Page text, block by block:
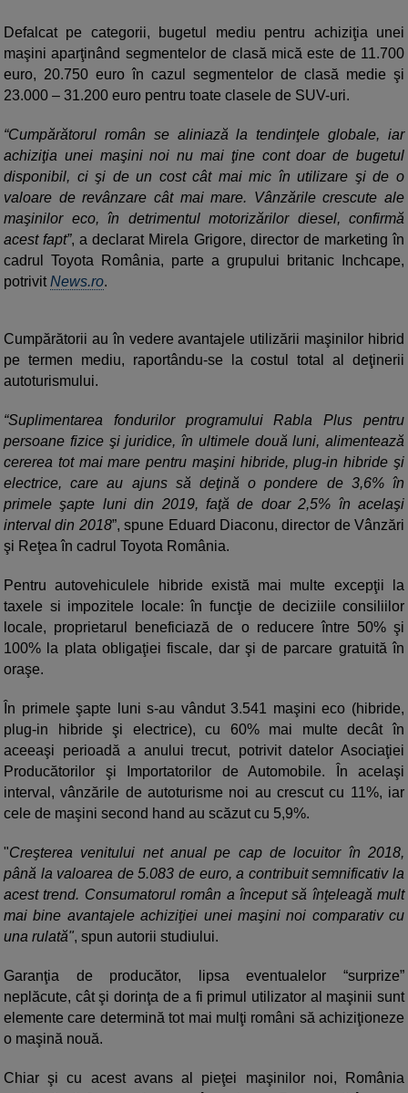
Defalcat pe categorii, bugetul mediu pentru achiziţia unei
maşini aparţinând segmentelor de clasă mică este de 11.700
euro, 20.750 euro în cazul segmentelor de clasă medie şi
23.000 – 31.200 euro pentru toate clasele de SUV-uri.
“Cumpărătorul român se aliniază la tendinţele globale, iar
achiziţia unei maşini noi nu mai ţine cont doar de bugetul
disponibil, ci şi de un cost cât mai mic în utilizare şi de o
valoare de revânzare cât mai mare. Vânzările crescute ale
maşinilor eco, în detrimentul motorizărilor diesel, confirmă
acest fapt”, a declarat Mirela Grigore, director de marketing în
cadrul Toyota România, parte a grupului britanic Inchcape,
potrivitNews.ro.
Cumpărătorii au în vedere avantajele utilizării maşinilor hibrid
pe termen mediu, raportându-se la costul total al deţinerii
autoturismului.
“Suplimentarea fondurilor programului Rabla Plus pentru
persoane fizice şi juridice, în ultimele două luni, alimentează
cererea tot mai mare pentru maşini hibride, plug-in hibride şi
electrice, care au ajuns să deţină o pondere de 3,6% în
primele şapte luni din 2019, faţă de doar 2,5% în acelaşi
interval din 2018”, spune Eduard Diaconu, director de Vânzări
şi Reţea în cadrul Toyota România.
Pentru autovehiculele hibride există mai multe excepţii la
taxele si impozitele locale: în funcţie de deciziile consiliilor
locale, proprietarul beneficiază de o reducere între 50% şi
100% la plata obligaţiei fiscale, dar şi de parcare gratuită în
oraşe.
În primele şapte luni s-au vândut 3.541 maşini eco (hibride,
plug-in hibride şi electrice), cu 60% mai multe decât în
aceeaşi perioadă a anului trecut, potrivit datelor Asociaţiei
Producătorilor şi Importatorilor de Automobile. În acelaşi
interval, vânzările de autoturisme noi au crescut cu 11%, iar
cele de maşini second hand au scăzut cu 5,9%.
"Creşterea venitului net anual pe cap de locuitor în 2018,
până la valoarea de 5.083 de euro, a contribuit semnificativ la
acest trend. Consumatorul român a început să înţeleagă mult
mai bine avantajele achiziţiei unei maşini noi comparativ cu
una rulată", spun autorii studiului.
Garanţia de producător, lipsa eventualelor “surprize”
neplăcute, cât şi dorinţa de a fi primul utilizator al maşinii sunt
elemente care determină tot mai mulţi români să achiziţioneze
o maşină nouă.
Chiar şi cu acest avans al pieţei maşinilor noi, România